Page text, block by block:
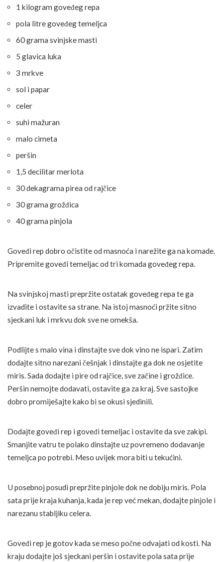
1 kilogram goveđeg repa
pola litre goveđeg temeljca
60 grama svinjske masti
5 glavica luka
3 mrkve
sol i papar
celer
suhi mažuran
malo cimeta
peršin
1,5 decilitar merlota
30 dekagrama pirea od rajčice
30 grama grožđica
40 grama pinjola
Goveđi rep dobro očistite od masnoća i narežite ga na komade.
Pripremite goveđi temeljac od tri komada goveđeg repa.
Na svinjskoj masti prepržite ostatak goveđeg repa te ga
izvadite i ostavite sa strane. Na istoj masnoći pržite sitno
sjeckani luk i mrkvu dok sve ne omekša.
Podlijte s malo vina i dinstajte sve dok vino ne ispari. Zatim
dodajte sitno narezani češnjak i dinstajte ga dok ne osjetite
miris. Sada dodajte i pire od rajčice, sve začine i grožđice.
Peršin nemojte dodavati, ostavite ga za kraj. Sve sastojke
dobro promiješajte kako bi se okusi sjedinili.
Dodajte goveđi rep i goveđi temeljac i ostavite da sve zakipi.
Smanjite vatru te polako dinstajte uz povremeno dodavanje
temeljca po potrebi. Meso uvijek mora biti u tekućini.
U posebnoj posudi prepržite pinjole dok ne dobiju miris. Pola
sata prije kraja kuhanja, kada je rep već mekan, dodajte pinjole i
narezanu stabljiku celera.
Goveđi rep je gotov kada se meso počne odvajati od kosti. Na
kraju dodajte još sjeckani peršin i ostavite pola sata prije